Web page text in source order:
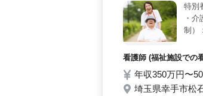
特別
・
制）
看護師 (福祉施設での
年収350万円〜
埼玉県幸手市松